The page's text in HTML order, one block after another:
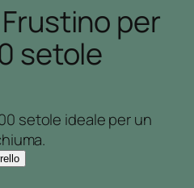
Frustino per
setole
setole ideale per un